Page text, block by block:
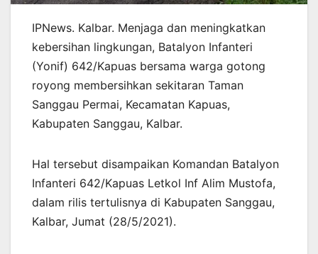
IPNews. Kalbar. Menjaga dan meningkatkan
kebersihan lingkungan, Batalyon Infanteri
(Yonif) 642/Kapuas bersama warga gotong
royong membersihkan sekitaran Taman
Sanggau Permai, Kecamatan Kapuas,
Kabupaten Sanggau, Kalbar.
Hal tersebut disampaikan Komandan Batalyon
Infanteri 642/Kapuas Letkol Inf Alim Mustofa,
dalam rilis tertulisnya di Kabupaten Sanggau,
Kalbar, Jumat (28/5/2021).